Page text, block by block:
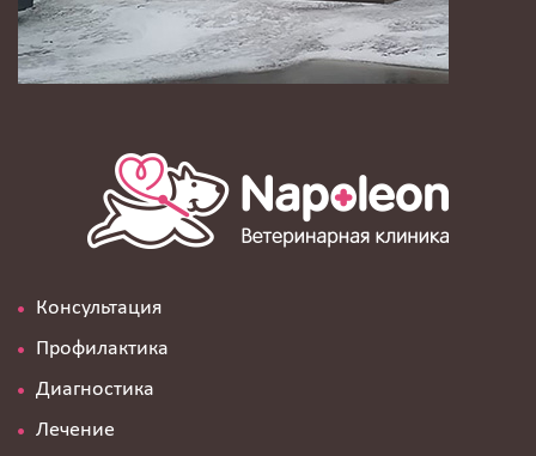
Консультация
Профилактика
Диагностика
Лечение